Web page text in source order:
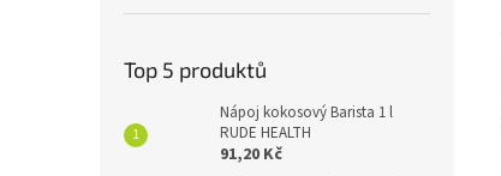
Top 5 produktů
Nápoj kokosový Barista 1 l
RUDE HEALTH
91,20 Kč